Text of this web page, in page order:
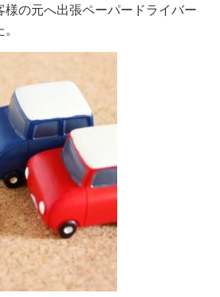
の元へ出張ペーパードライバー